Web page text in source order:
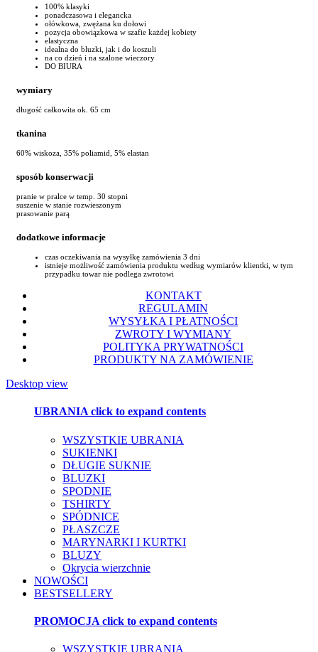
100% klasyki
ponadczasowa i elegancka
ołówkowa, zwężana ku dołowi
pozycja obowiązkowa w szafie każdej kobiety
elastyczna
idealna do bluzki, jak i do koszuli
na co dzień i na szalone wieczory
DO BIURA
wymiary
długość całkowita ok. 65 cm
tkanina
60% wiskoza, 35% poliamid, 5% elastan
sposób konserwacji
pranie w pralce w temp. 30 stopni
suszenie w stanie rozwieszonym
prasowanie parą
dodatkowe informacje
czas oczekiwania na wysyłkę zamówienia 3 dni
istnieje możliwość zamówienia produktu według wymiarów klientki, w tym
przypadku towar nie podlega zwrotowi
KONTAKT
REGULAMIN
WYSYŁKA I PŁATNOŚCI
ZWROTY I WYMIANY
POLITYKA PRYWATNOŚCI
PRODUKTY NA ZAMÓWIENIE
Desktop view
UBRANIAclick to expand contents
WSZYSTKIE UBRANIA
SUKIENKI
DŁUGIE SUKNIE
BLUZKI
SPODNIE
TSHIRTY
SPÓDNICE
PŁASZCZE
MARYNARKI I KURTKI
BLUZY
Okrycia wierzchnie
NOWOŚCI
BESTSELLERY
PROMOCJA click to expand contents
WSZYSTKIE UBRANIA